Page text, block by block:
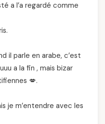
a l’a regardé comme
il parle en arabe, c’est
a la fin , mais bizar
💋.
je m’entendre avec les